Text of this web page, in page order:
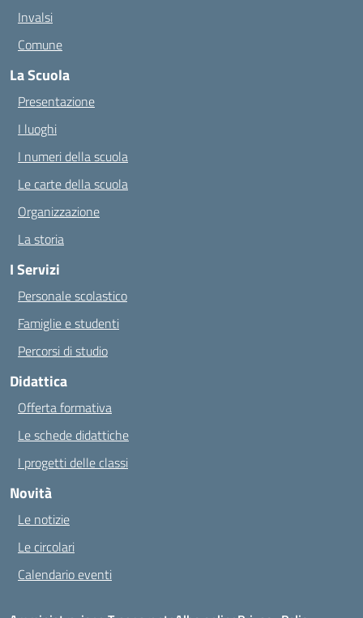
Invalsi
Comune
La Scuola
Presentazione
I luoghi
I numeri della scuola
Le carte della scuola
Organizzazione
La storia
I Servizi
Personale scolastico
Famiglie e studenti
Percorsi di studio
Didattica
Offerta formativa
Le schede didattiche
I progetti delle classi
Novità
Le notizie
Le circolari
Calendario eventi